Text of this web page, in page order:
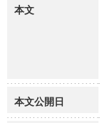
本文
本文公開日